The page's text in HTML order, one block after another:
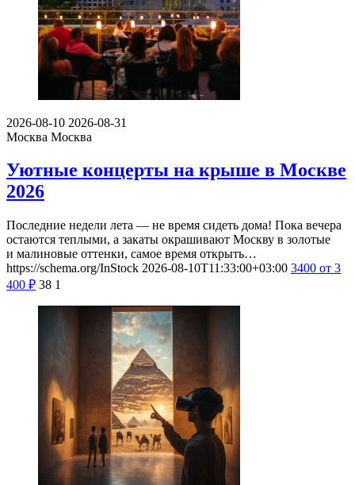
2026-08-10 2026-08-31
Москва Москва
Уютные концерты на крыше в Москве
2026
Последние недели лета — не время сидеть дома! Пока вечера
остаются теплыми, а закаты окрашивают Москву в золотые
и малиновые оттенки, самое время открыть…
https://schema.org/InStock 2026-08-10T11:33:00+03:00 3400 от 3
400 ₽ 38 1